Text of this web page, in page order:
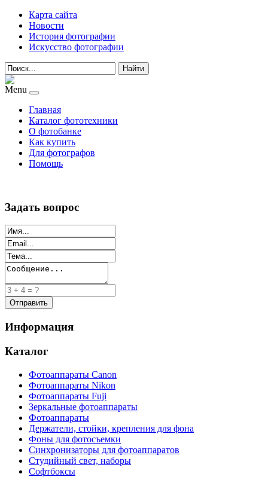
Карта сайта
Новости
История фотографии
Искусство фотографии
Найти
Menu
Главная
Каталог фототехники
О фотобанке
Как купить
Для фотографов
Помощь
Задать вопрос
Информация
Каталог
Фотоаппараты Canon
Фотоаппараты Nikon
Фотоаппараты Fuji
Зеркальные фотоаппараты
Фотоаппараты
Держатели, стойки, крепления для фона
Фоны для фотосъемки
Синхронизаторы для фотоаппаратов
Студийный свет, наборы
Софтбоксы